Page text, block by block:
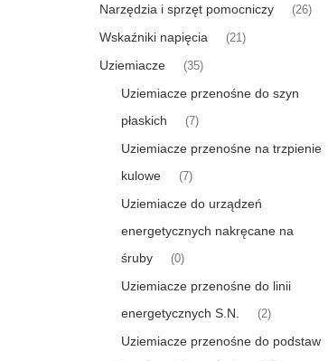
Narzędzia i sprzęt pomocniczy (26)
Wskaźniki napięcia (21)
Uziemiacze (35)
Uziemiacze przenośne do szyn
płaskich
(7)
Uziemiacze przenośne na trzpienie
kulowe
(7)
Uziemiacze do urządzeń
energetycznych nakręcane na
śruby
(0)
Uziemiacze przenośne do linii
energetycznych S.N.
(2)
Uziemiacze przenośne do podstaw